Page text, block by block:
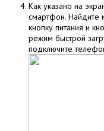
Как указано на
смартфон. Найдите
кнопку питания и
режим быстрой
подключите